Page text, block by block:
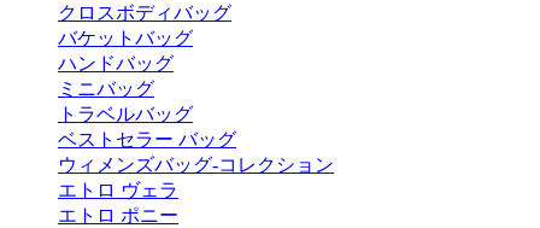
クロスボディバッグ
バケットバッグ
ハンドバッグ
ミニバッグ
トラベルバッグ
ベストセラー バッグ
ウィメンズバッグ-コレクション
エトロ ヴェラ
エトロ ポニー